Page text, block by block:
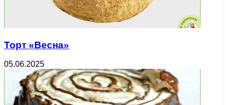
Торт «Весна»
05.06.2025